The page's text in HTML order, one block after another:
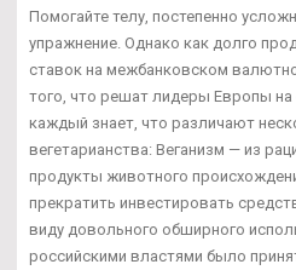
Помогайте телу, постепенно
упражнение. Однако как долго
ставок на межбанковском
того, что решат лидеры Европы на
каждый знает, что различают
вегетарианства: Веганизм — из
продукты животного
прекратить инвестировать
виду довольного обширного
российскими властями было